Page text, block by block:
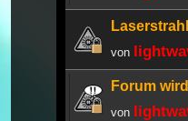
von
Forum
von